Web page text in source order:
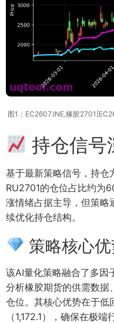
图1：EC2607.INE,橡胶
持仓信号
基于最新策略信号，持
RU2701的仓位占比约为
涨情绪占据主导，但策略
续优化持仓结构。
策略核心
该AI量化策略融合了多因
分析橡胶期货的供需数据
仓位。其核心优势在于低
（1,172.1），确保在极端